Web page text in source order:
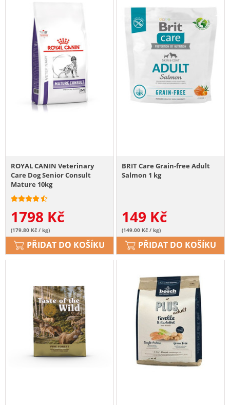
ROYAL CANIN Veterinary
Care Dog Senior Consult
Mature 10kg
1798 Kč
(179.80 Kč / kg)
PŘIDAT DO KOŠÍKU
BRIT Care Grain-free Adult
Salmon 1 kg
149 Kč
(149.00 Kč / kg)
PŘIDAT DO KOŠÍKU